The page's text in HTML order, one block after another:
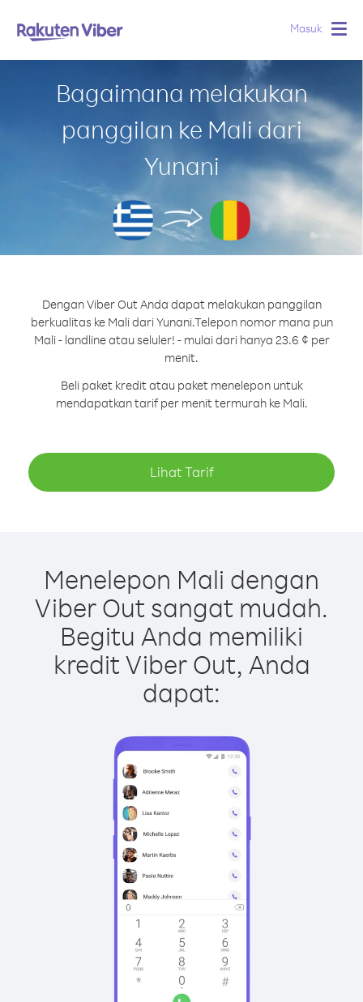
Masuk
Bagaimana melakukan
panggilan ke Mali dari
Yunani
Dengan Viber Out Anda dapat melakukan panggilan
berkualitas ke Mali dari Yunani.Telepon nomor mana pun
Mali - landline atau seluler! - mulai dari hanya 23.6 ¢ per
menit.
Beli paket kredit atau paket menelepon untuk
mendapatkan tarif per menit termurah ke Mali.
Lihat Tarif
Menelepon Mali dengan
Viber Out sangat mudah.
Begitu Anda memiliki
kredit Viber Out, Anda
dapat: